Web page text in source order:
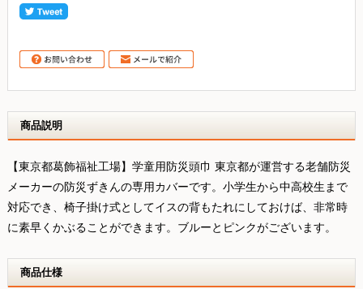
商品説明
【東京都葛飾福祉工場】学童用防災頭巾 東京都が運営する老舗防災
メーカーの防災ずきんの専用カバーです。小学生から中高校生まで
対応でき、椅子掛け式としてイスの背もたれにしておけば、非常時
に素早くかぶることができます。ブルーとピンクがございます。
商品仕様